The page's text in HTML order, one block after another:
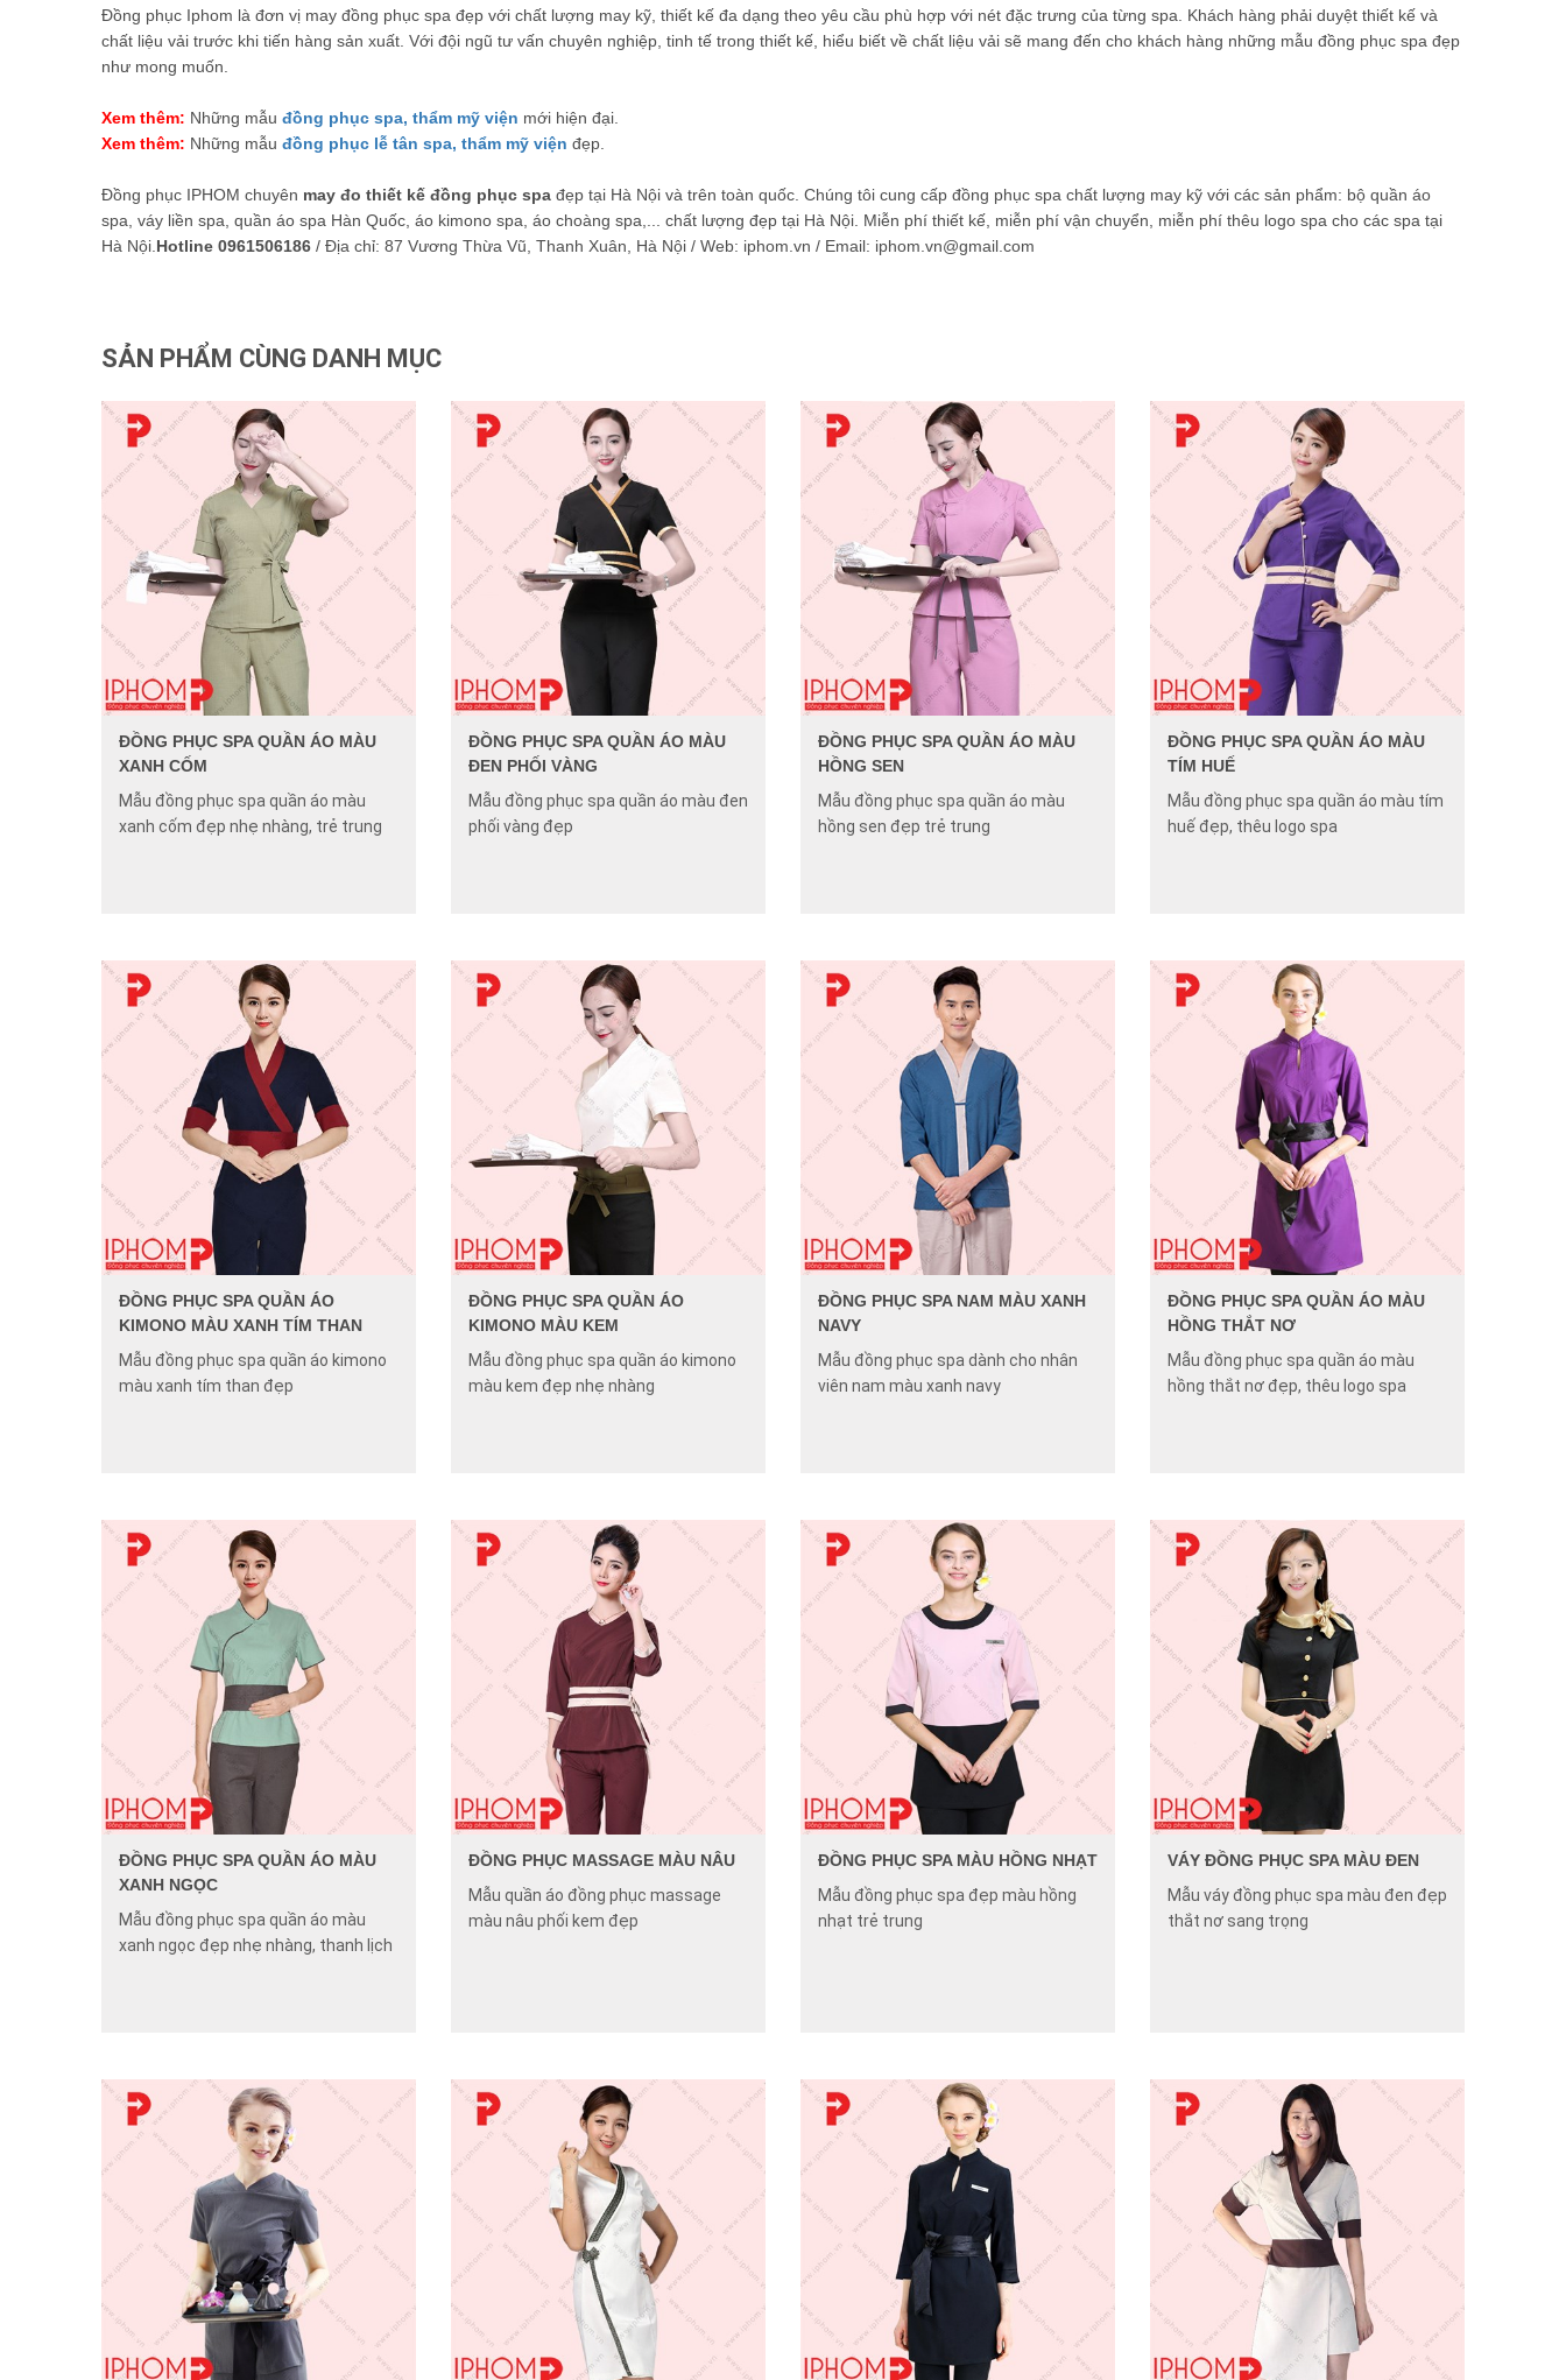
Đồng phục Iphom là đơn vị may đồng phục spa đẹp với chất lượng may kỹ, thiết kế đa dạng theo yêu cầu phù hợp với nét đặc trưng của từng spa. Khách hàng phải duyệt thiết kế và
chất liệu vải trước khi tiến hàng sản xuất. Với đội ngũ tư vấn chuyên nghiệp, tinh tế trong thiết kế, hiểu biết về chất liệu vải sẽ mang đến cho khách hàng những mẫu đồng phục spa đẹp
như mong muốn.
Xem thêm: Những mẫu đồng phục spa, thẩm mỹ viện mới hiện đại.
Xem thêm: Những mẫu đồng phục lễ tân spa, thẩm mỹ viện đẹp.
Đồng phục IPHOM chuyên may đo thiết kế đồng phục spa đẹp tại Hà Nội và trên toàn quốc. Chúng tôi cung cấp đồng phục spa chất lượng may kỹ với các sản phẩm: bộ quần áo
spa, váy liền spa, quần áo spa Hàn Quốc, áo kimono spa, áo choàng spa,... chất lượng đẹp tại Hà Nội. Miễn phí thiết kế, miễn phí vận chuyển, miễn phí thêu logo spa cho các spa tại
Hà Nội. Hotline 0961506186 / Địa chỉ: 87 Vương Thừa Vũ, Thanh Xuân, Hà Nội / Web: iphom.vn / Email: iphom.vn@gmail.com
SẢN PHẨM CÙNG DANH MỤC
ĐỒNG PHỤC SPA QUẦN ÁO MÀU
XANH CỐM
Mẫu đồng phục spa quần áo màu
xanh cốm đẹp nhẹ nhàng, trẻ trung
ĐỒNG PHỤC SPA QUẦN ÁO MÀU
ĐEN PHỐI VÀNG
Mẫu đồng phục spa quần áo màu đen
phối vàng đẹp
ĐỒNG PHỤC SPA QUẦN ÁO MÀU
HỒNG SEN
Mẫu đồng phục spa quần áo màu
hồng sen đẹp trẻ trung
ĐỒNG PHỤC SPA QUẦN ÁO MÀU
TÍM HUẾ
Mẫu đồng phục spa quần áo màu tím
huế đẹp, thêu logo spa
ĐỒNG PHỤC SPA QUẦN ÁO
KIMONO MÀU XANH TÍM THAN
Mẫu đồng phục spa quần áo kimono
màu xanh tím than đẹp
ĐỒNG PHỤC SPA QUẦN ÁO
KIMONO MÀU KEM
Mẫu đồng phục spa quần áo kimono
màu kem đẹp nhẹ nhàng
ĐỒNG PHỤC SPA NAM MÀU XANH
NAVY
Mẫu đồng phục spa dành cho nhân
viên nam màu xanh navy
ĐỒNG PHỤC SPA QUẦN ÁO MÀU
HỒNG THẮT NƠ
Mẫu đồng phục spa quần áo màu
hồng thắt nơ đẹp, thêu logo spa
ĐỒNG PHỤC SPA QUẦN ÁO MÀU
XANH NGỌC
Mẫu đồng phục spa quần áo màu
xanh ngọc đẹp nhẹ nhàng, thanh lịch
ĐỒNG PHỤC MASSAGE MÀU NÂU
Mẫu quần áo đồng phục massage
màu nâu phối kem đẹp
ĐỒNG PHỤC SPA MÀU HỒNG NHẠT
Mẫu đồng phục spa đẹp màu hồng
nhạt trẻ trung
VÁY ĐỒNG PHỤC SPA MÀU ĐEN
Mẫu váy đồng phục spa màu đen đẹp
thắt nơ sang trọng